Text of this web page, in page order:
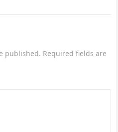
published. Required fields are